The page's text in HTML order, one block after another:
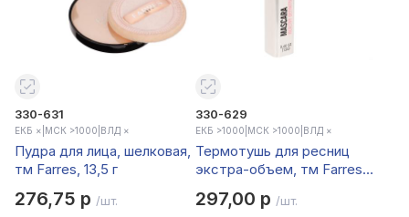
330-631
ЕКБ × МСК >1000 ВЛД ×
Пудра для лица, шелковая,
тм Farres, 13,5 г
276,75 р /шт.
330-629
ЕКБ >1000 МСК >1000 ВЛД ×
Термотушь для ресниц
экстра-объем, тм Farres,
297,00 р /шт.